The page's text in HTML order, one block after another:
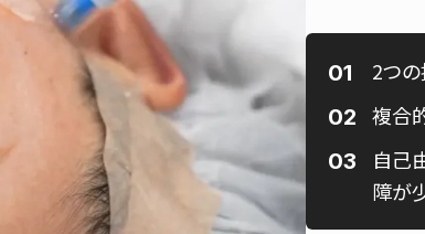
2つ
複合
自己
障が